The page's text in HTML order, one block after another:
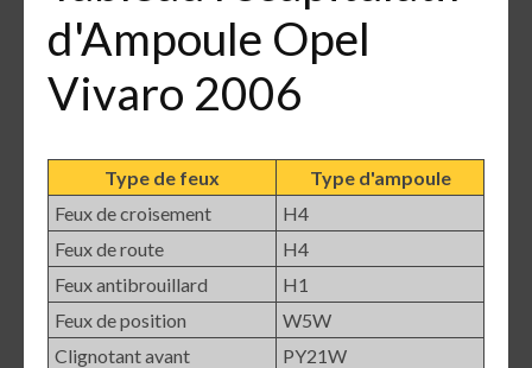
d'Ampoule Opel
Vivaro 2006
Type de feux
Type d'ampoule
Feux de croisement
H4
Feux de route
H4
Feux antibrouillard
H1
Feux de position
W5W
Clignotant avant
PY21W